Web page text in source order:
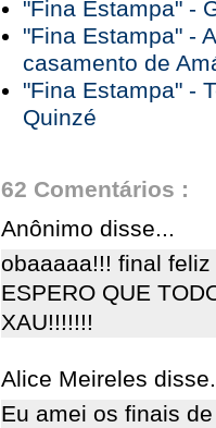
"Fina Estampa" -
"Fina Estampa" -
casamento de
"Fina Estampa" -
Quinzé
62 Comentários :
Anônimo disse...
obaaaaa!!! final
ESPERO QUE
XAU!!!!!!!
Alice Meireles
Eu amei os finais